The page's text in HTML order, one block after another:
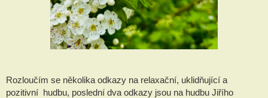
Rozloučím se několika odkazy na relaxační, uklidňující a
pozitivní  hudbu, poslední dva odkazy jsou na hudbu Jiřího